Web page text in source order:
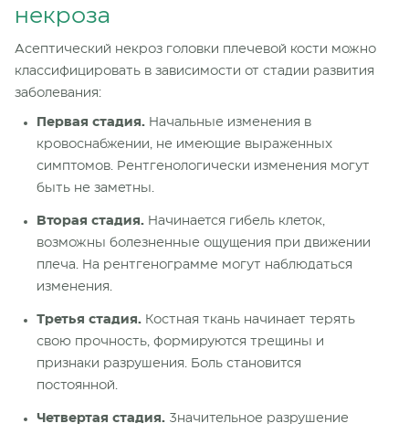
некроза
Асептический некроз головки плечевой кости можно
классифицировать в зависимости от стадии развития
заболевания:
Первая стадия. Начальные изменения в
кровоснабжении, не имеющие выраженных
симптомов. Рентгенологически изменения могут
быть не заметны.
Вторая стадия. Начинается гибель клеток,
возможны болезненные ощущения при движении
плеча. На рентгенограмме могут наблюдаться
изменения.
Третья стадия. Костная ткань начинает терять
свою прочность, формируются трещины и
признаки разрушения. Боль становится
постоянной.
Четвертая стадия. Значительное разрушение